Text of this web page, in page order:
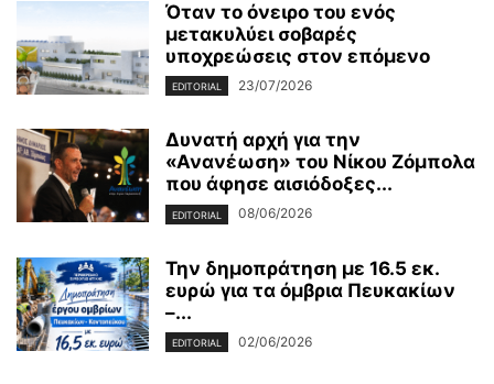
Όταν το όνειρο του ενός
μετακυλύει σοβαρές
υποχρεώσεις στον επόμενο
EDITORIAL 23/07/2026
Δυνατή αρχή για την
«Ανανέωση» του Νίκου Ζόμπολα
που άφησε αισιόδοξες...
EDITORIAL 08/06/2026
Την δημοπράτηση με 16.5 εκ.
ευρώ για τα όμβρια Πευκακίων
–...
EDITORIAL 02/06/2026